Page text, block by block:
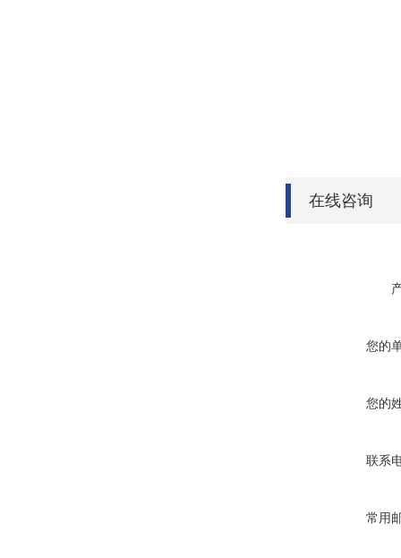
在线咨询
您的
您的
联系
常用